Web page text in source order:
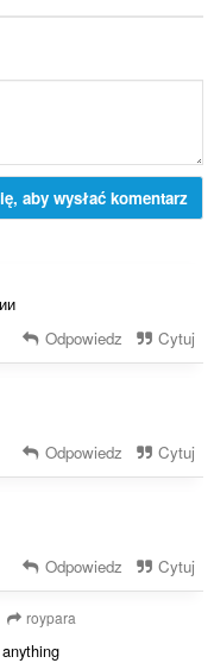
aby wysłać komentarz
Odpowiedz Cytuj
Odpowiedz Cytuj
Odpowiedz Cytuj
roypara